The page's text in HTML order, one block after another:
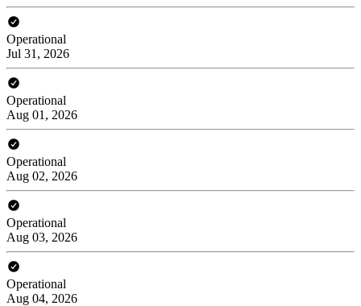
Operational
Jul 31, 2026
Operational
Aug 01, 2026
Operational
Aug 02, 2026
Operational
Aug 03, 2026
Operational
Aug 04, 2026